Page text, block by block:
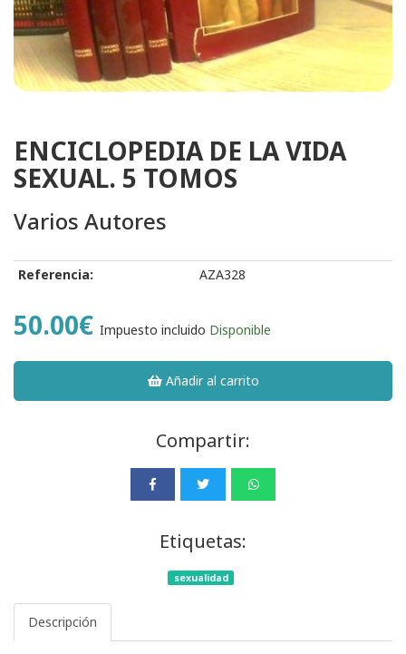
ENCICLOPEDIA DE LA VIDA
SEXUAL. 5 TOMOS
Varios Autores
Referencia: AZA328
50.00€ Impuesto incluido Disponible
Añadir al carrito
Compartir:
Etiquetas:
sexualidad
Descripción